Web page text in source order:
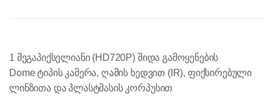
1 მეგაპიქსელიანი (HD720P) შიდა გამოყენების
Dome ტიპის კამერა, ღამის ხედვით (IR), ფიქსირებული
ლინზითა და პლასტმასის კორპუსით